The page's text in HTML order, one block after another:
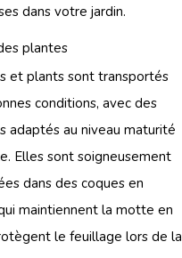
dans votre jardin.
plantes
et plants sont transportés
conditions, avec des
adaptés au niveau maturité
Elles sont soigneusement
dans des coques en
maintiennent la motte en
le feuillage lors de la